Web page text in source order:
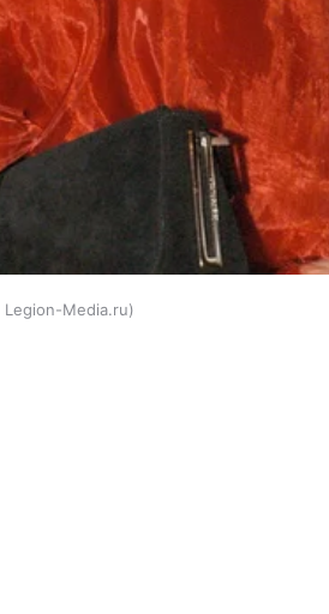
Legion-Media.ru